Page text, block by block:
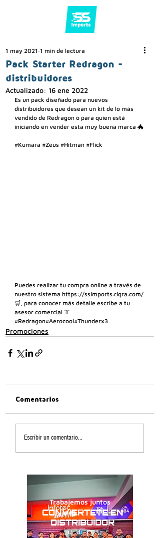
Pack Starter Redragon -
distribuidores
1 may 2021 1 min de lectura
Actualizado: 16 ene 2022
Es un pack diseñado para nuevos
distribuidores que desean un kit de lo más
vendido de Redragon o para quien está
iniciando en vender esta muy buena marca 🐲
#Kumara #Zeus #Hitman #Flick
Puedes realizar tu compra online a través de
nuestro sistema https://ssimports.riqra.com/
🛒, para conocer más detalle escribe a tu
asesor comercial 👔
#Redragon#Aerocool#Thunderx3
Promociones
Comentarios
Escribir un comentario...
CONVIERTETE EN
DISTRIBUIDOR
Trabajemos juntos